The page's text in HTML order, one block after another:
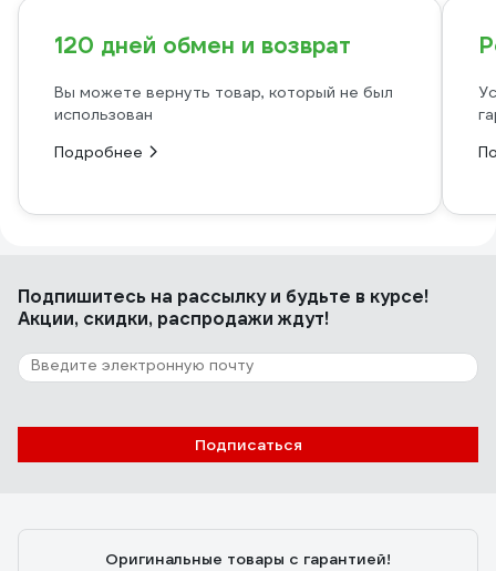
120 дней обмен и возврат
Вы можете вернуть товар, который не был
использован
Подробнее
Подпишитесь на рассылкуи будьте в курсе!
Акции, скидки, распродажи ждут!
Подписаться
Оригинальные товары с гарантией!